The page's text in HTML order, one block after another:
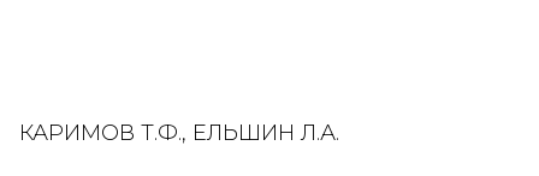
КАРИМОВ Т.Ф., ЕЛЬШИН Л.А.